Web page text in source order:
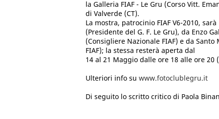
la Galleria FIAF - Le Gru (Corso Vitt.
di Valverde (CT).
La mostra, patrocinio FIAF V6-2010,
(Presidente del G. F. Le Gru), da Enzo
(Consigliere Nazionale FIAF) e da
FIAF); la stessa resterà aperta dal
14 al 21 Maggio dalle ore 18 alle ore 20
Ulteriori info su www.fotoclublegru.it
Di seguito lo scritto critico di Paola